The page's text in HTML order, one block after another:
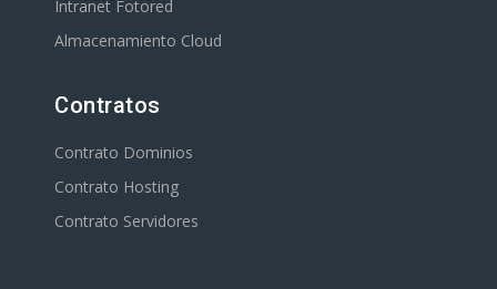
Intranet Fotored
Almacenamiento Cloud
Contratos
Contrato Dominios
Contrato Hosting
Contrato Servidores